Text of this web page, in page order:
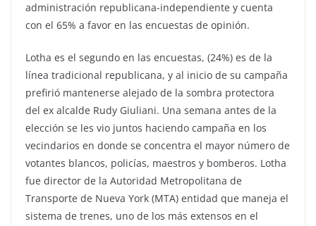
administración republicana-independiente y cuenta
con el 65% a favor en las encuestas de opinión.
Lotha es el segundo en las encuestas, (24%) es de la
línea tradicional republicana, y al inicio de su campaña
prefirió mantenerse alejado de la sombra protectora
del ex alcalde Rudy Giuliani. Una semana antes de la
elección se les vio juntos haciendo campaña en los
vecindarios en donde se concentra el mayor número de
votantes blancos, policías, maestros y bomberos. Lotha
fue director de la Autoridad Metropolitana de
Transporte de Nueva York (MTA) entidad que maneja el
sistema de trenes, uno de los más extensos en el